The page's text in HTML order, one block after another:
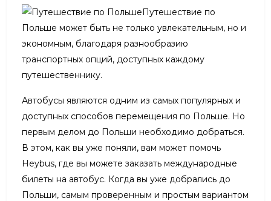
Путешествие по
Польше может быть не только увлекательным, но и
экономным, благодаря разнообразию
транспортных опций, доступных каждому
путешественнику.
Автобусы являются одним из самых популярных и
доступных способов перемещения по Польше. Но
первым делом до Польши необходимо добраться.
В этом, как вы уже поняли, вам может помочь
Heybus, где вы можете заказать международные
билеты на автобус. Когда вы уже добрались до
Польши, самым проверенным и простым вариантом